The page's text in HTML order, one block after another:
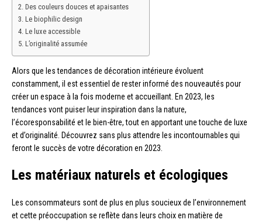
Des couleurs douces et apaisantes
Le biophilic design
Le luxe accessible
L’originalité assumée
Alors que les tendances de décoration intérieure évoluent
constamment, il est essentiel de rester informé des nouveautés pour
créer un espace à la fois moderne et accueillant. En 2023, les
tendances vont puiser leur inspiration dans la nature,
l’écoresponsabilité et le bien-être, tout en apportant une touche de luxe
et d’originalité. Découvrez sans plus attendre les incontournables qui
feront le succès de votre décoration en 2023.
Les matériaux naturels et écologiques
Les consommateurs sont de plus en plus soucieux de l’environnement
et cette préoccupation se reflète dans leurs choix en matière de